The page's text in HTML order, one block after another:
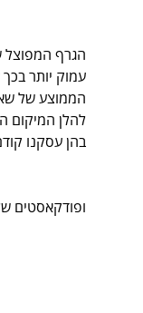
הגרף
עמוק יותר
הממוצע של
להלן המיקום
בהן עסקנו
ופודקאסטים